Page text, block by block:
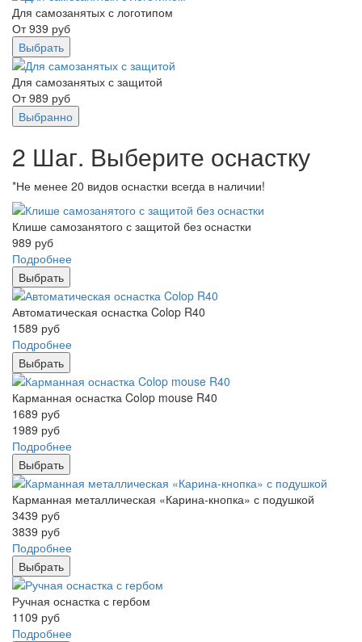
Для самозанятых с логотипом
От939 руб
Выбрать
Для самозанятых с защитой
От989 руб
Выбранно
2 Шаг. Выберите оснастку
*Не менее 20 видов оснастки всегда в наличии!
Клише самозанятого с защитой без оснастки
989 руб
Подробнее
Выбрать
Автоматическая оснастка Colop R40
1589 руб
Подробнее
Выбрать
Карманная оснастка Colop mouse R40
1689 руб
1989 руб
Подробнее
Выбрать
Карманная металлическая «Карина-кнопка» с подушкой
3439 руб
3839 руб
Подробнее
Выбрать
Ручная оснастка с гербом
1109 руб
Подробнее